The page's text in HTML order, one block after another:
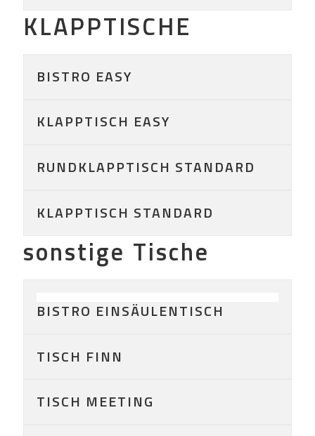
KLAPPTISCHE
BISTRO EASY
KLAPPTISCH EASY
RUNDKLAPPTISCH STANDARD
KLAPPTISCH STANDARD
sonstige Tische
BISTRO EINSÄULENTISCH
TISCH FINN
TISCH MEETING